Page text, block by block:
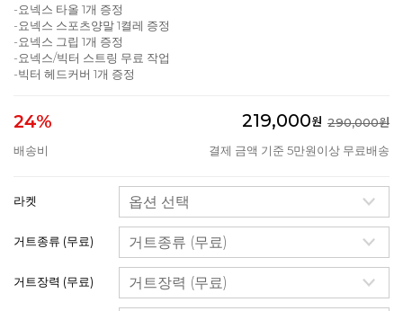
-요넥스 타올 1개 증정
-요넥스 스포츠양말 1켤레 증정
-요넥스 그립 1개 증정
-요넥스/빅터 스트링 무료 작업
-빅터 헤드커버 1개 증정
24% 219,000원 290,000원
배송비
결제 금액 기준 5만원이상 무료배송
라켓
거트종류 (무료)
거트장력 (무료)